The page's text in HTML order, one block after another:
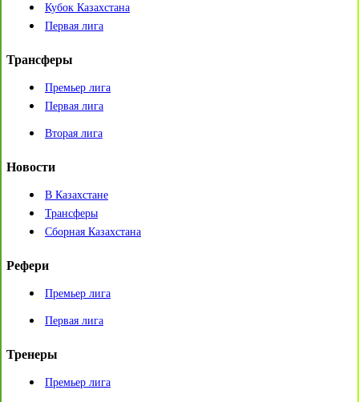
Кубок Казахстана
Первая лига
Трансферы
Премьер лига
Первая лига
Вторая лига
Новости
В Казахстане
Трансферы
Сборная Казахстана
Рефери
Премьер лига
Первая лига
Тренеры
Премьер лига